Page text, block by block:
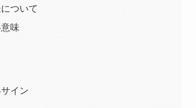
ついて
味
イン